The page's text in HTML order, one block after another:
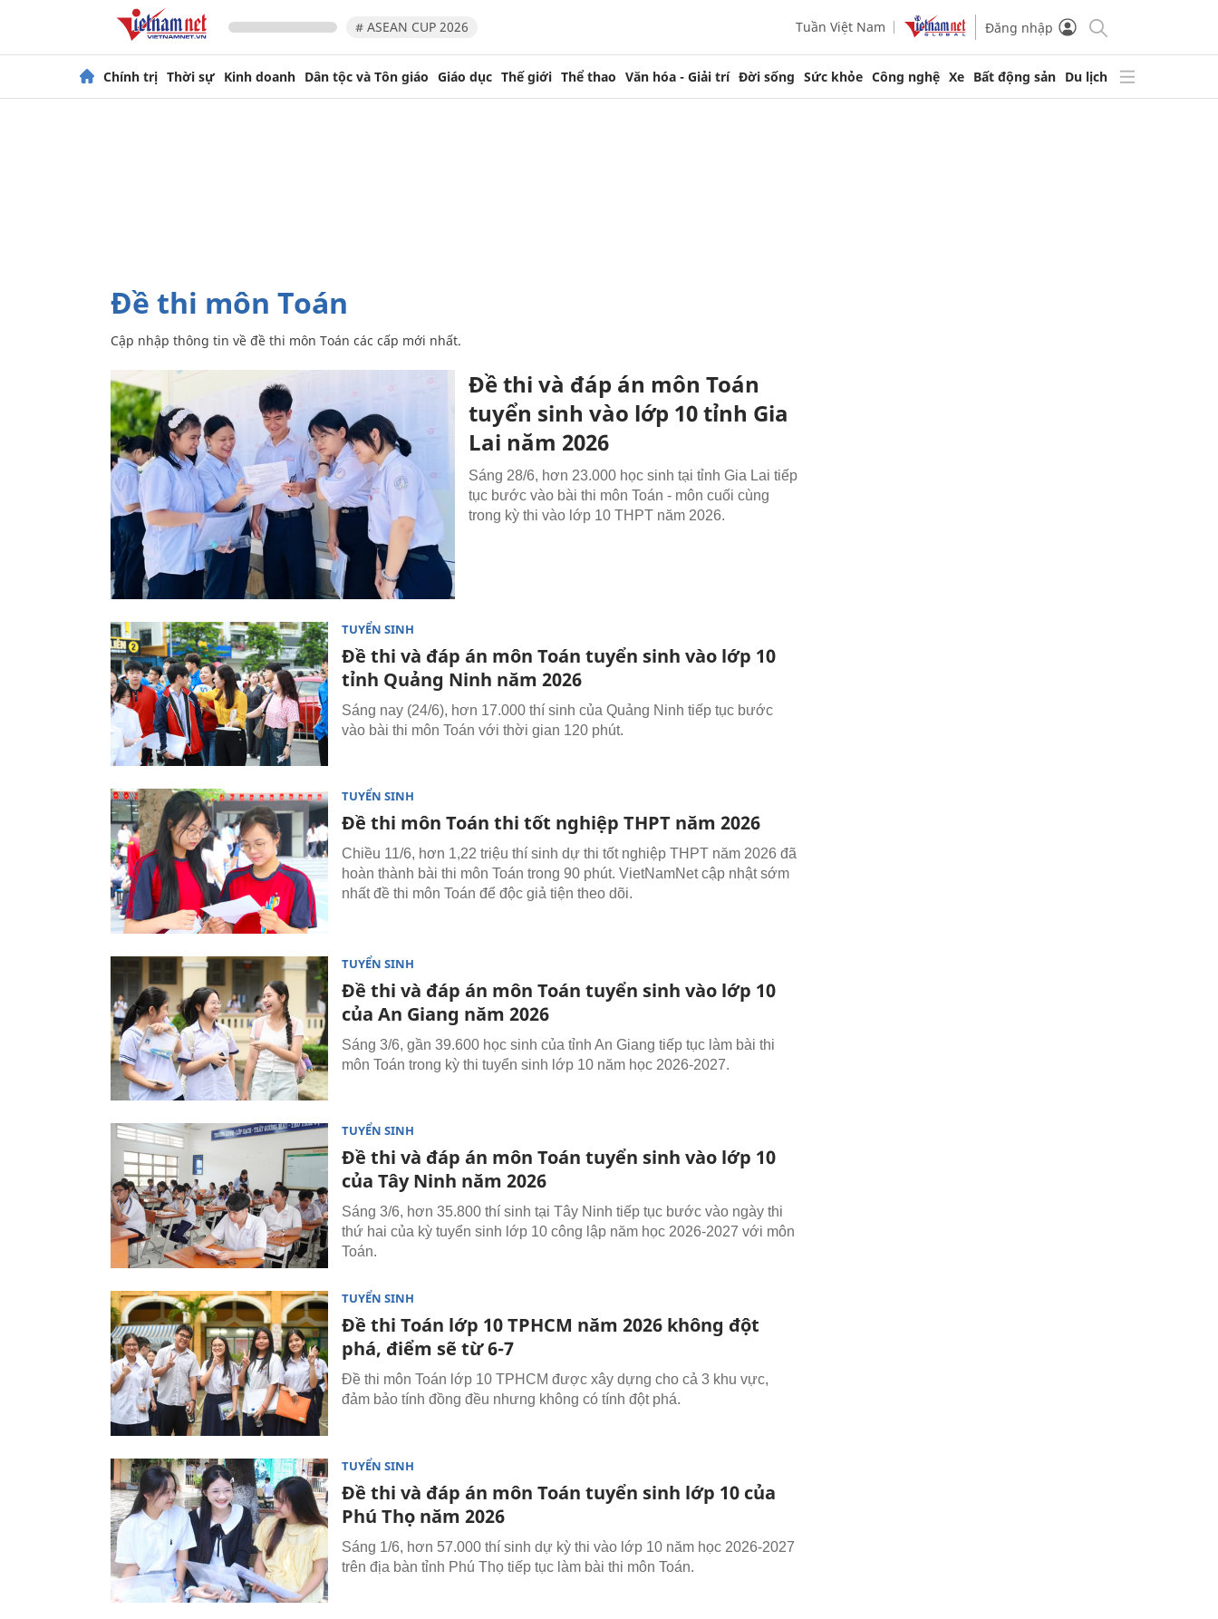
# ASEAN CUP 2026 Tuần Việt Nam Đăng nhập
Chính trị Thời sự Kinh doanh Dân tộc và Tôn giáo Giáo dục Thế giới Thể thao Văn hóa - Giải trí Đời sống Sức khỏe Công nghệ Xe Bất động sản Du lịch
đề thi môn Toán
Cập nhập thông tin về đề thi môn Toán các cấp mới nhất.
Đề thi và đáp án môn Toán
tuyển sinh vào lớp 10 tỉnh Gia
Lai năm 2026
Sáng 28/6, hơn 23.000 học sinh tại tỉnh Gia Lai tiếp
tục bước vào bài thi môn Toán - môn cuối cùng
trong kỳ thi vào lớp 10 THPT năm 2026.
TUYỂN SINH
Đề thi và đáp án môn Toán tuyển sinh vào lớp 10
tỉnh Quảng Ninh năm 2026
Sáng nay (24/6), hơn 17.000 thí sinh của Quảng Ninh tiếp tục bước
vào bài thi môn Toán với thời gian 120 phút.
TUYỂN SINH
Đề thi môn Toán thi tốt nghiệp THPT năm 2026
Chiều 11/6, hơn 1,22 triệu thí sinh dự thi tốt nghiệp THPT năm 2026 đã
hoàn thành bài thi môn Toán trong 90 phút. VietNamNet cập nhật sớm
nhất đề thi môn Toán để độc giả tiện theo dõi.
TUYỂN SINH
Đề thi và đáp án môn Toán tuyển sinh vào lớp 10
của An Giang năm 2026
Sáng 3/6, gần 39.600 học sinh của tỉnh An Giang tiếp tục làm bài thi
môn Toán trong kỳ thi tuyển sinh lớp 10 năm học 2026-2027.
TUYỂN SINH
Đề thi và đáp án môn Toán tuyển sinh vào lớp 10
của Tây Ninh năm 2026
Sáng 3/6, hơn 35.800 thí sinh tại Tây Ninh tiếp tục bước vào ngày thi
thứ hai của kỳ tuyển sinh lớp 10 công lập năm học 2026-2027 với môn
Toán.
TUYỂN SINH
Đề thi Toán lớp 10 TPHCM năm 2026 không đột
phá, điểm sẽ từ 6-7
Đề thi môn Toán lớp 10 TPHCM được xây dựng cho cả 3 khu vực,
đảm bảo tính đồng đều nhưng không có tính đột phá.
TUYỂN SINH
Đề thi và đáp án môn Toán tuyển sinh lớp 10 của
Phú Thọ năm 2026
Sáng 1/6, hơn 57.000 thí sinh dự kỳ thi vào lớp 10 năm học 2026-2027
trên địa bàn tỉnh Phú Thọ tiếp tục làm bài thi môn Toán.